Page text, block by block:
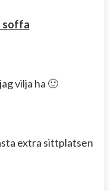
soffa
vilja ha 🙂
extra sittplatsen